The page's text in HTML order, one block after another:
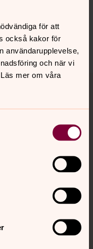
för att
också kakor för
användarupplevelse,
och när vi
mer om våra